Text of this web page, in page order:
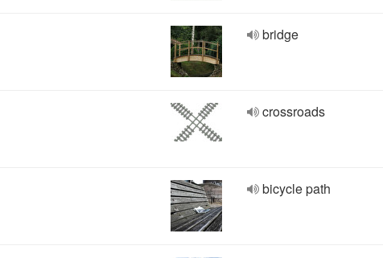
bridge
crossroads
bicycle path